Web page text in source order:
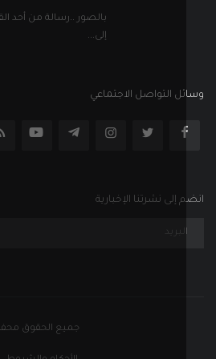
بالصور ..رسالة من أحد القيادات
التواصل الاجتماعي
إلى نشرتنا الإخبارية
جميع الحقوق محفوظة